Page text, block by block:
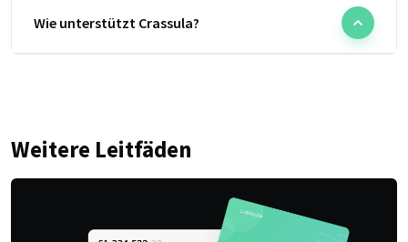
Wie unterstützt Crassula?
Weitere Leitfäden